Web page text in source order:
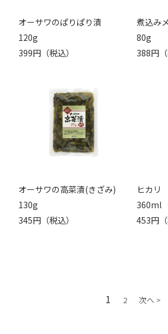
オーサワのぱりぱり漬
120g
399円（税込）
煮込み
80g
388円（
オーサワの高菜漬(きざみ)
130g
345円（税込）
ヒカリ
360ml
453円（
1 2 次へ >